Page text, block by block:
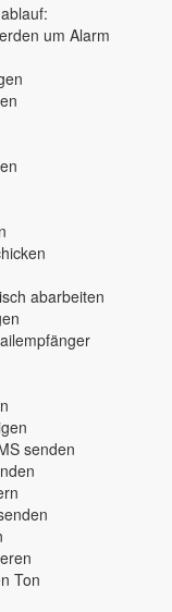
um Alarm
abarbeiten
senden
Ton